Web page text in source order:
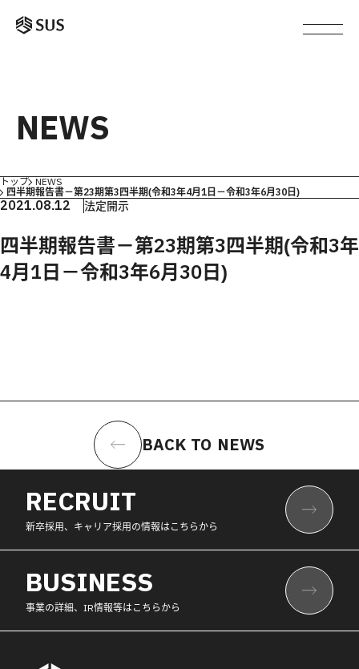
NEWS
トップ NEWS
四半期報告書－第23期第3四半期(令和3年4月1日－令和3年6月30日)
2021.08.12 法定開示
四半期報告書－第23期第3四半期(令和3年
4月1日－令和3年6月30日)
BACK TO NEWS
RECRUIT
新卒採用、キャリア採用の情報はこちらから
BUSINESS
事業の詳細、IR情報等はこちらから